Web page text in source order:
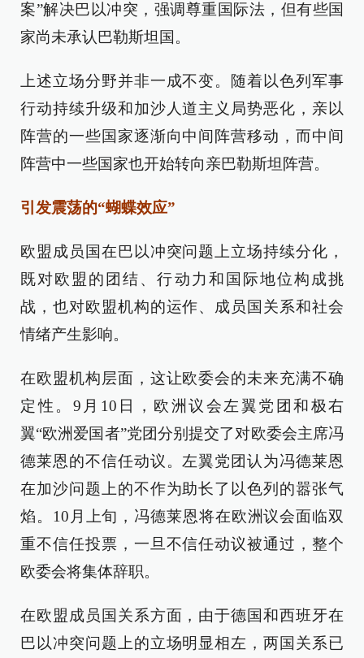
案”解决巴以冲突，强调尊重国际法，但有些国
家尚未承认巴勒斯坦国。
上述立场分野并非一成不变。随着以色列军事
行动持续升级和加沙人道主义局势恶化，亲以
阵营的一些国家逐渐向中间阵营移动，而中间
阵营中一些国家也开始转向亲巴勒斯坦阵营。
引发震荡的“蝴蝶效应”
欧盟成员国在巴以冲突问题上立场持续分化，
既对欧盟的团结、行动力和国际地位构成挑
战，也对欧盟机构的运作、成员国关系和社会
情绪产生影响。
在欧盟机构层面，这让欧委会的未来充满不确
定性。9月10日，欧洲议会左翼党团和极右
翼“欧洲爱国者”党团分别提交了对欧委会主席冯
德莱恩的不信任动议。左翼党团认为冯德莱恩
在加沙问题上的不作为助长了以色列的嚣张气
焰。10月上旬，冯德莱恩将在欧洲议会面临双
重不信任投票，一旦不信任动议被通过，整个
欧委会将集体辞职。
在欧盟成员国关系方面，由于德国和西班牙在
巴以冲突问题上的立场明显相左，两国关系已